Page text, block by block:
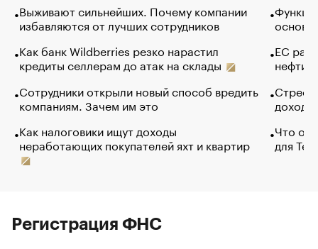
Выживают сильнейших. Почему компании
избавляются от лучших сотрудников
Как банк Wildberries резко нарастил
кредиты селлерам до атак на склады
Сотрудники открыли новый способ вредить
компаниям. Зачем им это
Как налоговики ищут доходы
неработающих покупателей яхт и квартир
основ
ЕС
нефти
Что
для
Регистрация ФНС